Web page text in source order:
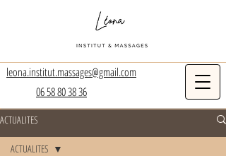
leona.institut.massages@gmail.com
06 58 80 38 36
ACTUALITES
ACTUALITES